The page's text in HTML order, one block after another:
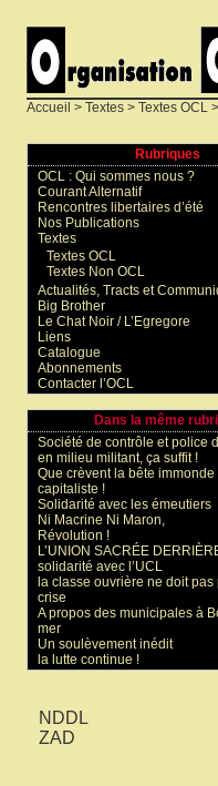
Accueil > Textes > Textes OCL
Rubriques
OCL : Qui sommes nous ?
Courant Alternatif
Rencontres libertaires d’été
Nos Publications
Textes
Textes OCL
Textes Non OCL
Actualités, Tracts et
Big Brother
Le Chat Noir / L’Egregore
Liens
Catalogue
Abonnements
Contacter l’OCL
Dans la même
Société de contrôle et police
en milieu militant, ça suffit !
Que crèvent la bête
capitaliste !
Solidarité avec les émeutiers
Ni Macrine Ni Maron,
Révolution !
L’UNION SACRÉE
solidarité avec l’UCL
la classe ouvrière ne doit pas
crise
A propos des municipales à
mer
Un soulèvement inédit
la lutte continue !
NDDL
ZAD